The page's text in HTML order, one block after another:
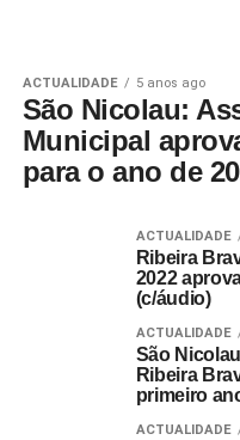
ACTUALIDADE 5 anos ago
São Nicolau:
Municipal
para o ano de
ACTUALIDADE
Ribeira
2022
(c/áudio)
ACTUALIDADE
São
Ribeira
primeiro
ACTUALIDADE